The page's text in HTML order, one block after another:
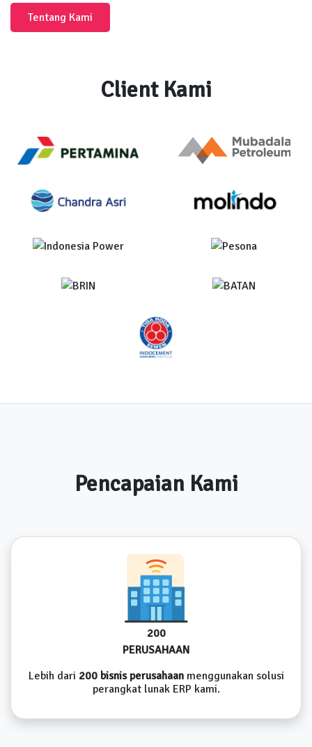
Tentang Kami
Client Kami
Pencapaian Kami
200
PERUSAHAAN
Lebih dari 200 bisnis perusahaanmenggunakan solusi
perangkat lunak ERP kami.